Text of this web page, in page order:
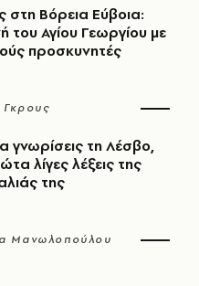
στη Βόρεια Εύβοια:
του Αγίου Γεωργίου με
προσκυνητές
γνωρίσεις τη Λέσβο,
λίγες λέξεις της
της
Μανωλοπούλου